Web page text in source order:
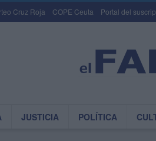
Cruz Roja COPE Ceuta Portal del
JUSTICIA POLÍTICA